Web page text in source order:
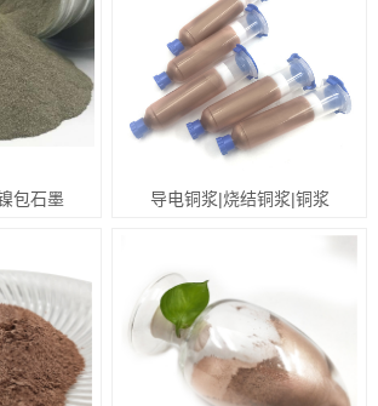
包石墨 导电铜浆|烧结铜浆|铜浆